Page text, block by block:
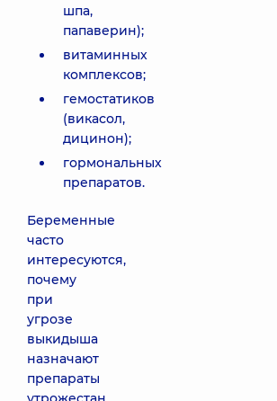
шпа,
папаверин);
витаминных
комплексов;
гемостатиков
(викасол,
дицинон);
гормональных
препаратов.
Беременные
часто
интересуются,
почему
при
угрозе
выкидыша
назначают
препараты